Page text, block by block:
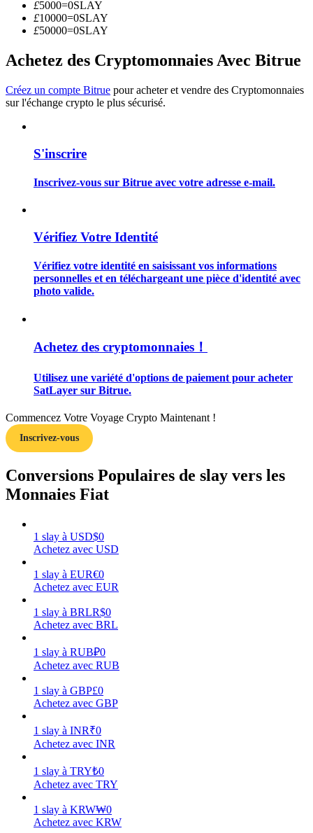
Information
Guide
Stratégies de trading
Apprenez à rester rentable
Gagner
Cochon de puissance
Gagnez quotidiennement des récompenses compétitives
£5000=0SLAY
£10000=0SLAY
£50000=0SLAY
Achetez des Cryptomonnaies Avec Bitrue
Créez un compte Bitrue pour acheter et vendre des Cryptomonnaies
sur l'échange crypto le plus sécurisé.
S'inscrire
Inscrivez-vous sur Bitrue avec votre adresse e-mail.
Vérifiez Votre Identité
Vérifiez votre identité en saisissant vos informations
personnelles et en téléchargeant une pièce d'identité avec
photo valide.
Achetez des cryptomonnaies！
Utilisez une variété d'options de paiement pour acheter
SatLayer sur Bitrue.
Commencez Votre Voyage Crypto Maintenant !
Inscrivez-vous
Conversions Populaires de slay vers les
Monnaies Fiat
1 slay à USD$0
Achetez avec USD
1 slay à EUR€0
Achetez avec EUR
1 slay à BRLR$0
Achetez avec BRL
1 slay à RUB₽0
Achetez avec RUB
1 slay à GBP£0
Achetez avec GBP
1 slay à INR₹0
Achetez avec INR
1 slay à TRY₺0
Achetez avec TRY
1 slay à KRW₩0
Achetez avec KRW